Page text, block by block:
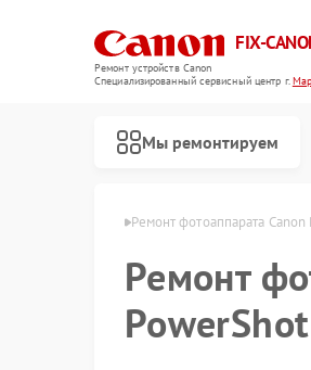
FIX-
Ремонт устройств Canon
Специализированный cервисный центр г.
Мы ремонтируем
Ремонт фотоаппарата
Ремонт